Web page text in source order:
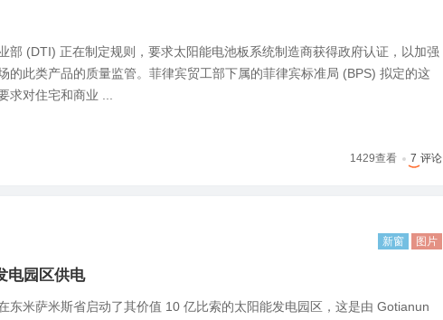
部 (DTI) 正在制定规则，要求太阳能电池板系统制造商获得政府认证，以加强
的此类产品的质量监管。菲律宾贸工部下属的菲律宾标准局 (BPS) 拟定的这
求对住宅和商业 ...
1429查看 7 评论
新窗 图片
电园区供电
东米萨米斯省启动了其价值 10 亿比索的太阳能发电园区，这是由 Gotianun